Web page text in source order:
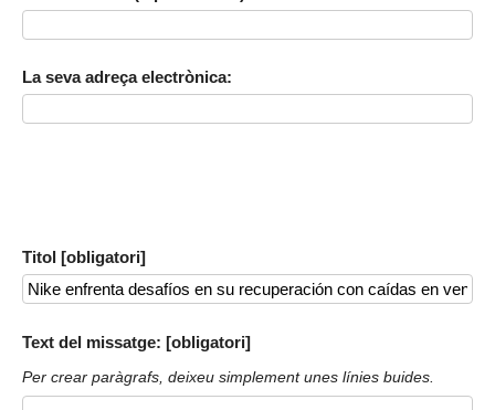
La seva adreça electrònica:
Titol [obligatori]
Text del missatge: [obligatori]
Per crear paràgrafs, deixeu simplement unes línies buides.